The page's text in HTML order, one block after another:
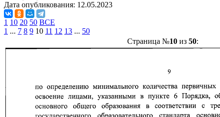
Дата опубликования: 12.05.2023
1 10 20 50 ВСЕ
1 ... 7 8 9 10 11 12 13 ... 50
Страница №10из 50: